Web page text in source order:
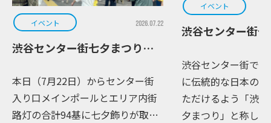
イベント 2026.07.22
渋谷センター街七夕まつり part2
本日（7月22日）からセンター街
入り口メインポールとエリア内街
路灯の合計94基に七夕飾りが取り
イベント
渋谷センター街
渋谷センター街で
に伝統的な日本の
ただけるよう「渋
夕まつり」と称し